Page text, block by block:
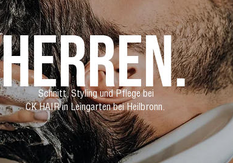
Herren.
Schnitt, Styling und Pflege bei
CK HAIR in Leingarten bei Heilbronn.